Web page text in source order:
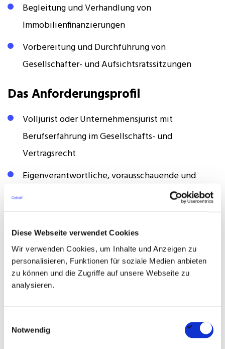
Diese Webseite verwendet Cookies
Wir verwenden Cookies, um Inhalte und Anzeigen zu
personalisieren, Funktionen für soziale Medien anbieten
zu können und die Zugriffe auf unsere Webseite zu
analysieren.
Notwendig
Begleitung und Verhandlung von
Immobilienfinanzierungen
Vorbereitung und Durchführung von
Gesellschafter- und Aufsichtsratssitzungen
Das Anforderungsprofil
Volljurist oder Unternehmensjurist mit
Berufserfahrung im Gesellschafts- und
Vertragsrecht
Eigenverantwortliche, vorausschauende und
sorgfältige Arbeitsweise
ausgeprägtes Organisationstalent
Sehr gute Deutsch- und Englischkenntnisse in
Wort und Schrift
Teamplayer mit Kommunikationsstärke und
Das Angebot